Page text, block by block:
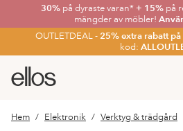
30% på dyraste varan*+ 15% på
mängder av möbler!
OUTLETDEAL - 25% extra rabatt
kod:
Ellos
logotyp
gå
Hem Elektronik Verktyg & trädgård